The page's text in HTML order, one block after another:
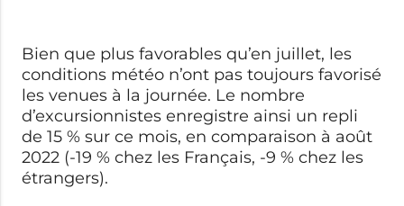
Bien que plus favorables qu’en juillet, les
conditions météo n’ont pas toujours favorisé
les venues à la journée. Le nombre
d’excursionnistes enregistre ainsi un repli
de 15 % sur ce mois, en comparaison à août
2022 (-19 % chez les Français, -9 % chez les
étrangers).